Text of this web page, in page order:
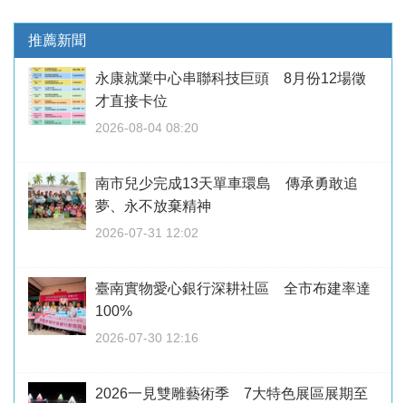
推薦新聞
永康就業中心串聯科技巨頭 8月份12場徵
才直接卡位
2026-08-04 08:20
南市兒少完成13天單車環島 傳承勇敢追
夢、永不放棄精神
2026-07-31 12:02
臺南實物愛心銀行深耕社區 全市布建率達
100%
2026-07-30 12:16
2026一見雙雕藝術季 7大特色展區展期至